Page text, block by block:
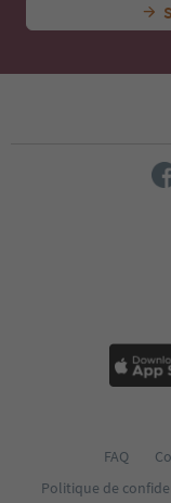
FAQ
Politique de